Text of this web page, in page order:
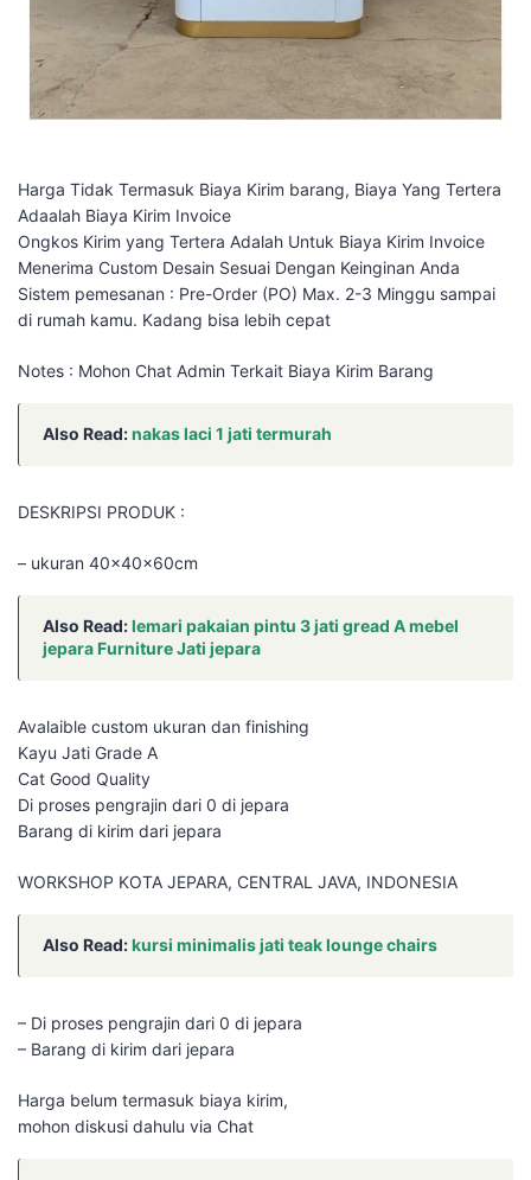
Harga Tidak Termasuk Biaya Kirim barang, Biaya Yang Tertera
Adaalah Biaya Kirim Invoice
Ongkos Kirim yang Tertera Adalah Untuk Biaya Kirim Invoice
Menerima Custom Desain Sesuai Dengan Keinginan Anda
Sistem pemesanan : Pre-Order (PO) Max. 2-3 Minggu sampai
di rumah kamu. Kadang bisa lebih cepat
Notes : Mohon Chat Admin Terkait Biaya Kirim Barang
Also Read:nakas laci 1 jati termurah
DESKRIPSI PRODUK :
– ukuran 40x40x60cm
Also Read:lemari pakaian pintu 3 jati gread A mebel
jepara Furniture Jati jepara
Avalaible custom ukuran dan finishing
Kayu Jati Grade A
Cat Good Quality
Di proses pengrajin dari 0 di jepara
Barang di kirim dari jepara
WORKSHOP KOTA JEPARA, CENTRAL JAVA, INDONESIA
Also Read:kursi minimalis jati teak lounge chairs
– Di proses pengrajin dari 0 di jepara
– Barang di kirim dari jepara
Harga belum termasuk biaya kirim,
mohon diskusi dahulu via Chat